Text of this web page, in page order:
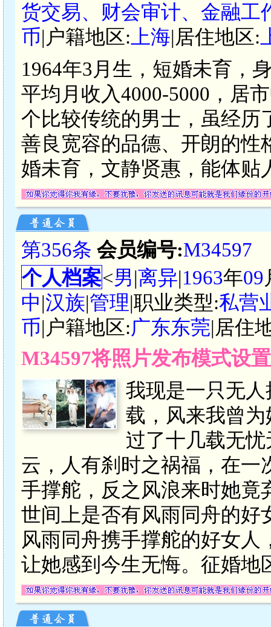
货交易、财会审计、金融工
币|户籍地区: 上海|居住地区:
1964年3月生，短婚未育，
平均月收入4000-5000，居
个比较传统的男士，虽经历
善良宽容的品德、开朗的性
婚未育，文静贤惠，能体贴
第356条 会员编号:M34597
个人档案<男|离异|1963年09
中|汉族|管理|职业类型:私营
币|户籍地区:广东东莞|居住
M34597将照片发布模式设
我现是一只无
载，风来我曾
过了十几载无
云，人有刹时之祸福，在一
手撑舵，反之风浪来时她竟
世间上是否有风雨同舟的好
风雨同舟携手撑舵的好女
让她感到今生无悔。征婚地